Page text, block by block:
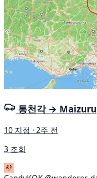
통천각 → Maizuru
10 지점 · 2주 전
3 조회